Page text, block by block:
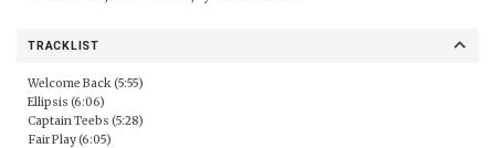
TRACKLIST
Welcome Back (5:55)
Ellipsis (6:06)
Captain Teebs (5:28)
Fair Play (6:05)